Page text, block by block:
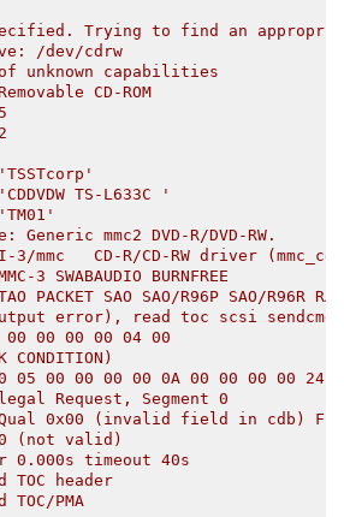
Trying to find an
/dev/cdrw
unknown capabilities
CD-ROM
5
'TSSTcorp'
'CDDVDW TS-L633C '
'TM01'
Generic mmc2 DVD-R/DVD-RW.
3/mmc   CD-R/CD-RW driver
3 SWABAUDIO BURNFREE
PACKET SAO SAO/R96P SAO/R96R
error), read toc scsi
00 00 00 00 04 00
CONDITION)
05 00 00 00 00 0A 00 00 00 00 24
Request, Segment 0
Qual 0x00 (invalid field in cdb)
(not valid)
timeout 40s
TOC header
PMA